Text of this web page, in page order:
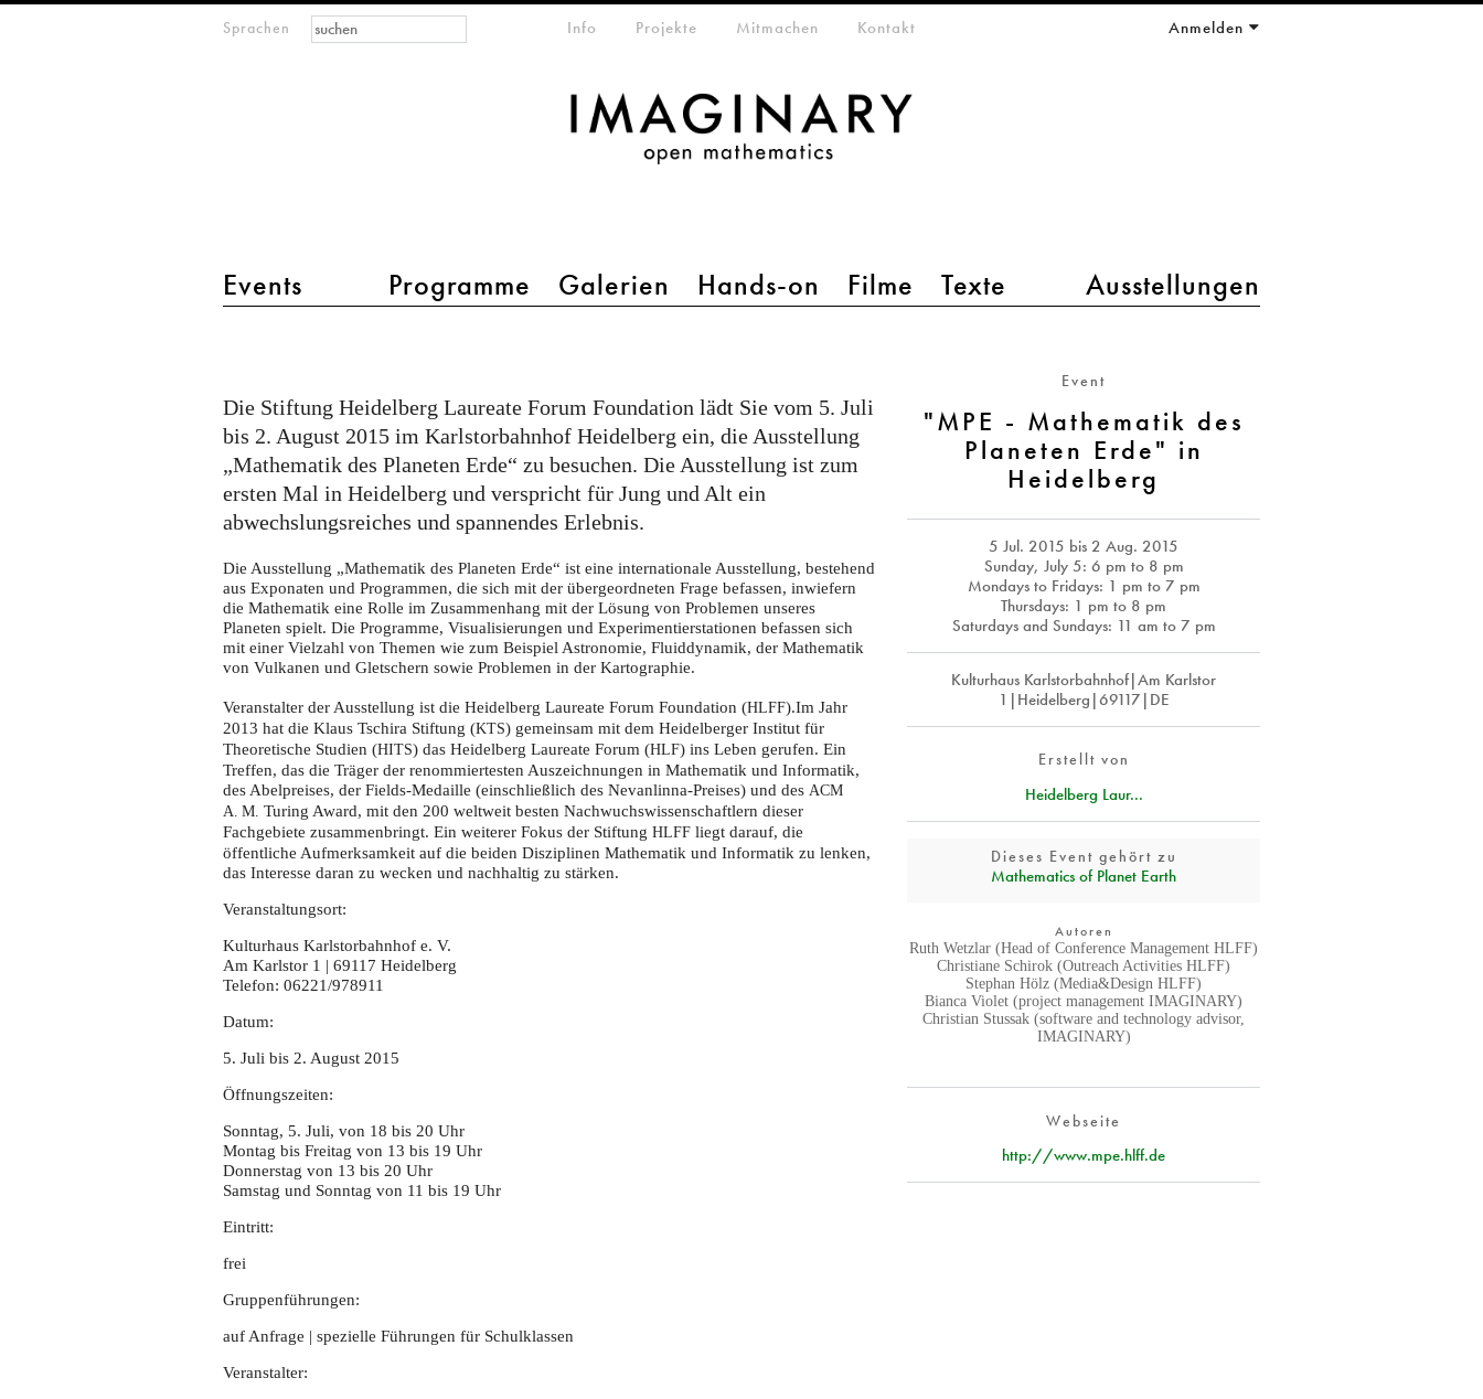
Sprachen
Hauptmenü 2
Events Programme Galerien Hands-on Filme Texte Ausstellungen
Info Projekte Mitmachen Kontakt Anmelden
Suchformular
Suche
Mathematik
des
Planeten
Erde"
in
Heidelberg
Event
"MPE - Mathematik des
Planeten Erde" in
Heidelberg
5 Jul. 2015 bis 2 Aug. 2015
Sunday, July 5: 6 pm to 8 pm
Mondays to Fridays: 1 pm to 7 pm
Thursdays: 1 pm to 8 pm
Saturdays and Sundays: 11 am to 7 pm
Kulturhaus Karlstorbahnhof|Am Karlstor
1|Heidelberg|69117|DE
Erstellt von
Heidelberg Laur...
Dieses Event gehört zu
Mathematics of Planet Earth
Autoren
Ruth Wetzlar (Head of Conference Management HLFF)
Christiane Schirok (Outreach Activities HLFF)
Stephan Hölz (Media&Design HLFF)
Bianca Violet (project management IMAGINARY)
Christian Stussak (software and technology advisor,
IMAGINARY)
Webseite
http://www.mpe.hlff.de
Die Stiftung Heidelberg Laureate Forum Foundation lädt Sie vom 5. Juli
bis 2. August 2015 im Karlstorbahnhof Heidelberg ein, die Ausstellung
„Mathematik des Planeten Erde“ zu besuchen. Die Ausstellung ist zum
ersten Mal in Heidelberg und verspricht für Jung und Alt ein
abwechslungsreiches und spannendes Erlebnis.
Die Ausstellung „Mathematik des Planeten Erde“ ist eine internationale Ausstellung, bestehend
aus Exponaten und Programmen, die sich mit der übergeordneten Frage befassen, inwiefern
die Mathematik eine Rolle im Zusammenhang mit der Lösung von Problemen unseres
Planeten spielt. Die Programme, Visualisierungen und Experimentierstationen befassen sich
mit einer Vielzahl von Themen wie zum Beispiel Astronomie, Fluiddynamik, der Mathematik
von Vulkanen und Gletschern sowie Problemen in der Kartographie.
Veranstalter der Ausstellung ist die Heidelberg Laureate Forum Foundation (HLFF).Im Jahr
2013 hat die Klaus Tschira Stiftung (KTS) gemeinsam mit dem Heidelberger Institut für
Theoretische Studien (HITS) das Heidelberg Laureate Forum (HLF) ins Leben gerufen. Ein
Treffen, das die Träger der renommiertesten Auszeichnungen in Mathematik und Informatik,
des Abelpreises, der Fields-Medaille (einschließlich des Nevanlinna-Preises) und desACM
A. M. Turing Award, mit den 200 weltweit besten Nachwuchswissenschaftlern dieser
Fachgebiete zusammenbringt. Ein weiterer Fokus der StiftungHLFF liegt darauf, die
öffentliche Aufmerksamkeit auf die beiden Disziplinen Mathematik und Informatik zu lenken,
das Interesse daran zu wecken und nachhaltig zu stärken.
Veranstaltungsort:
Kulturhaus Karlstorbahnhof e. V.
Am Karlstor 1 | 69117 Heidelberg
Telefon: 06221/978911
Datum:
5. Juli bis 2. August 2015
Öffnungszeiten:
Sonntag, 5. Juli, von 18 bis 20 Uhr
Montag bis Freitag von 13 bis 19 Uhr
Donnerstag von 13 bis 20 Uhr
Samstag und Sonntag von 11 bis 19 Uhr
Eintritt:
frei
Gruppenführungen:
auf Anfrage | spezielle Führungen für Schulklassen
Veranstalter: